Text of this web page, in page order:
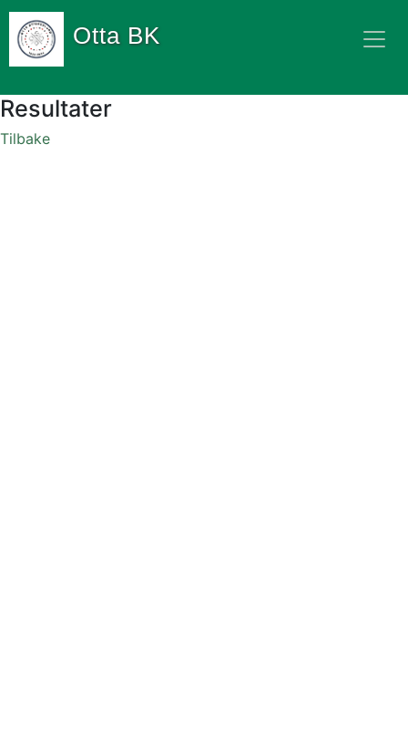
Otta BK
Resultater
Tilbake